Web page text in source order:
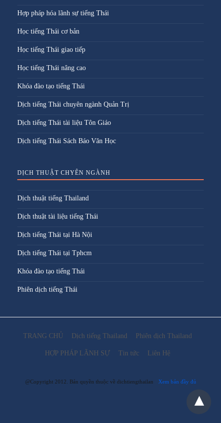
Hợp pháp hóa lãnh sự tiếng Thái
Học tiếng Thái cơ bản
Học tiếng Thái giao tiếp
Học tiếng Thái nâng cao
Khóa đào tạo tiếng Thái
Dịch tiếng Thái chuyên ngành Quản Trị
Dịch tiếng Thái tài liệu Tôn Giáo
Dịch tiếng Thái Sách Báo Văn Học
DỊCH THUẬT CHYÊN NGÀNH
Dịch thuật tiếng Thailand
Dịch thuật tài liệu tiếng Thái
Dịch tiếng Thái tại Hà Nội
Dịch tiếng Thái tại Tphcm
Khóa đào tạo tiếng Thái
Phiên dịch tiếng Thái
TRANG CHỦ Dịch tiếng Thailand Phiên dịch Thailand
HỢP PHÁP LÃNH SỰ Tin tức Liên Hệ
@Copyright 2012. Bản quyền thuộc về dichtiengthailan Xem bản đầy đủ